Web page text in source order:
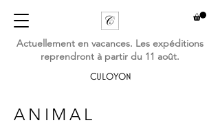
CULOYON
Actuellement en vacances. Les expéditions
reprendront à partir du 11 août.
ANIMAL